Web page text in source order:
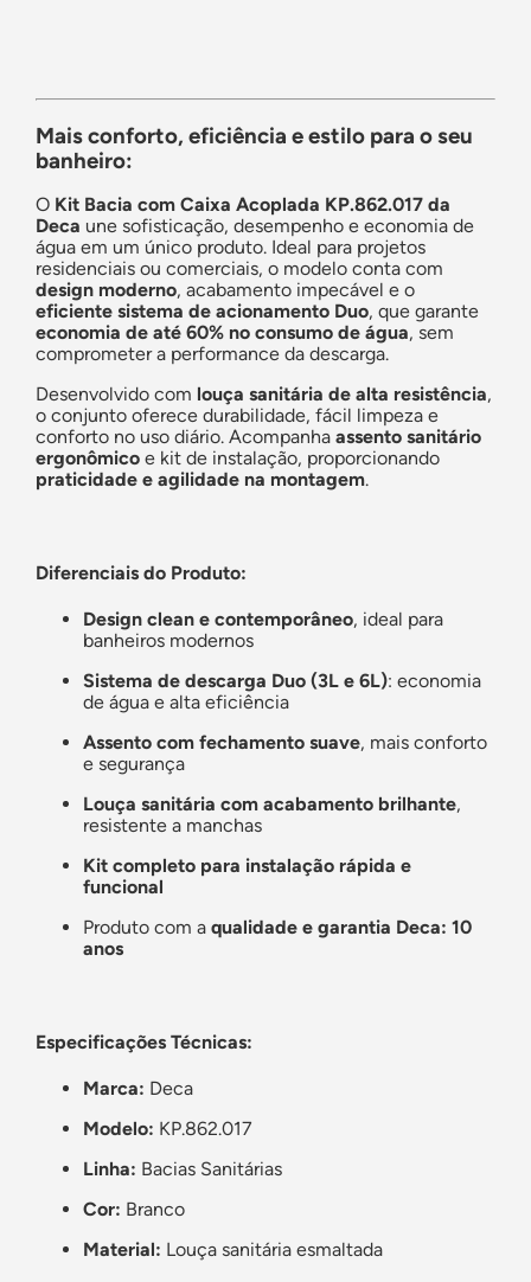
Mais conforto, eficiência e estilo para o seu
banheiro:
O Kit Bacia com Caixa Acoplada KP.862.017 da
Deca une sofisticação, desempenho e economia de
água em um único produto. Ideal para projetos
residenciais ou comerciais, o modelo conta com
design moderno, acabamento impecável e o
eficiente sistema de acionamento Duo, que garante
economia de até 60% no consumo de água, sem
comprometer a performance da descarga.
Desenvolvido com louça sanitária de alta resistência,
o conjunto oferece durabilidade, fácil limpeza e
conforto no uso diário. Acompanha assento sanitário
ergonômico e kit de instalação, proporcionando
praticidade e agilidade na montagem.
Diferenciais do Produto:
Design clean e contemporâneo, ideal para
banheiros modernos
Sistema de descarga Duo (3L e 6L): economia
de água e alta eficiência
Assento com fechamento suave, mais conforto
e segurança
Louça sanitária com acabamento brilhante,
resistente a manchas
Kit completo para instalação rápida e
funcional
Produto com a qualidade e garantia Deca: 10
anos
Especificações Técnicas:
Marca: Deca
Modelo: KP.862.017
Linha: Bacias Sanitárias
Cor: Branco
Material: Louça sanitária esmaltada